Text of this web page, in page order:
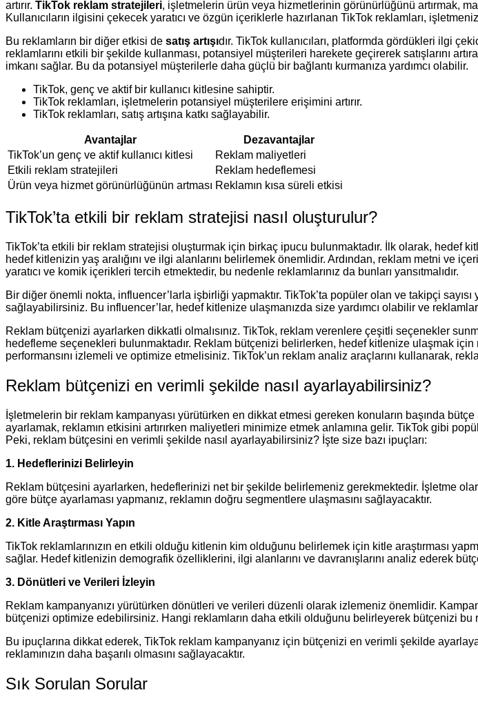
artırır. TikTok reklam stratejileri, işletmelerin ürün veya hizmetlerinin görünürlüğünü artırmak,
Kullanıcıların ilgisini çekecek yaratıcı ve özgün içeriklerle hazırlanan TikTok reklamları,
Bu reklamların bir diğer etkisi de satış artışıdır. TikTok kullanıcıları, platformda gördükleri ilgi
reklamlarını etkili bir şekilde kullanması, potansiyel müşterileri harekete geçirerek satışlarını
imkanı sağlar. Bu da potansiyel müşterilerle daha güçlü bir bağlantı kurmanıza yardımcı olabilir.
TikTok, genç ve aktif bir kullanıcı kitlesine sahiptir.
TikTok reklamları, işletmelerin potansiyel müşterilere erişimini artırır.
TikTok reklamları, satış artışına katkı sağlayabilir.
Avantajlar
Dezavantajlar
TikTok’un genç ve aktif kullanıcı kitlesi
Reklam maliyetleri
Etkili reklam stratejileri
Reklam hedeflemesi
Ürün veya hizmet görünürlüğünün artması Reklamın kısa süreli etkisi
TikTok’ta etkili bir reklam stratejisi nasıl oluşturulur?
TikTok’ta etkili bir reklam stratejisi oluşturmak için birkaç ipucu bulunmaktadır. İlk olarak,
hedef kitlenizin yaş aralığını ve ilgi alanlarını belirlemek önemlidir. Ardından, reklam metni ve
yaratıcı ve komik içerikleri tercih etmektedir, bu nedenle reklamlarınız da bunları yansıtmalıdır.
Bir diğer önemli nokta, influencer’larla işbirliği yapmaktır. TikTok’ta popüler olan ve takipçi
sağlayabilirsiniz. Bu influencer’lar, hedef kitlenize ulaşmanızda size yardımcı olabilir ve
Reklam bütçenizi ayarlarken dikkatli olmalısınız. TikTok, reklam verenlere çeşitli seçenekler
hedefleme seçenekleri bulunmaktadır. Reklam bütçenizi belirlerken, hedef kitlenize ulaşmak için
performansını izlemeli ve optimize etmelisiniz. TikTok’un reklam analiz araçlarını kullanarak,
Reklam bütçenizi en verimli şekilde nasıl ayarlayabilirsiniz?
İşletmelerin bir reklam kampanyası yürütürken en dikkat etmesi gereken konuların başında
ayarlamak, reklamın etkisini artırırken maliyetleri minimize etmek anlamına gelir. TikTok gibi
Peki, reklam bütçesini en verimli şekilde nasıl ayarlayabilirsiniz? İşte size bazı ipuçları:
1. Hedeflerinizi Belirleyin
Reklam bütçesini ayarlarken, hedeflerinizi net bir şekilde belirlemeniz gerekmektedir. İşletme
göre bütçe ayarlaması yapmanız, reklamın doğru segmentlere ulaşmasını sağlayacaktır.
2. Kitle Araştırması Yapın
TikTok reklamlarınızın en etkili olduğu kitlenin kim olduğunu belirlemek için kitle araştırması
sağlar. Hedef kitlenizin demografik özelliklerini, ilgi alanlarını ve davranışlarını analiz ederek
3. Dönütleri ve Verileri İzleyin
Reklam kampanyanızı yürütürken dönütleri ve verileri düzenli olarak izlemeniz önemlidir.
bütçenizi optimize edebilirsiniz. Hangi reklamların daha etkili olduğunu belirleyerek bütçenizi
Bu ipuçlarına dikkat ederek, TikTok reklam kampanyanız için bütçenizi en verimli şekilde
reklamınızın daha başarılı olmasını sağlayacaktır.
Sık Sorulan Sorular